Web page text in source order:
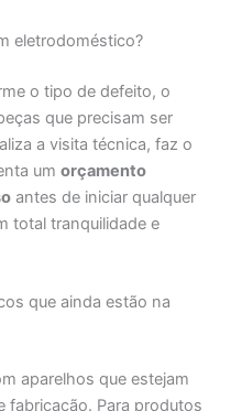
eletrodoméstico?
o tipo de defeito, o
que precisam ser
a visita técnica, faz o
umorçamento
antes de iniciar qualquer
total tranquilidade e
que ainda estão na
aparelhos que estejam
fabricação. Para produtos